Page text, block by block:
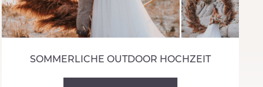
SOMMERLICHE OUTDOOR HOCHZEIT